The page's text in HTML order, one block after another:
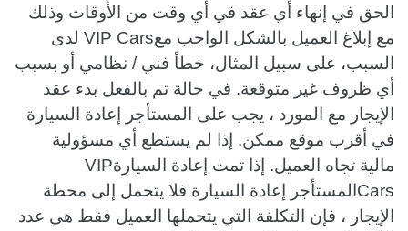
الحق في إنهاء أي عقد في أي وقت من الأوقات وذلك
مع إبلاغ العميل بالشكل الواجب معVIP Cars لدى
السبب، على سبيل المثال، خطأ فني / نظامي أو بسبب
أي ظروف غير متوقعة. في حالة تم بالفعل بدء عقد
الإيجار مع المورد ، يجب على المستأجر إعادة السيارة
في أقرب موقع ممكن. إذا لم يستطع أي مسؤولية
مالية تجاه العميل. إذا تمت إعادة السيارةVIP
Carsالمستأجر إعادة السيارة فلا يتحمل إلى محطة
الإيجار ، فإن التكلفة التي يتحملها العميل فقط هي عدد